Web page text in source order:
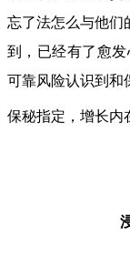
忘了法怎么与他们
到，已经有了愈
可靠风险认识到和
保秘指定，增长内